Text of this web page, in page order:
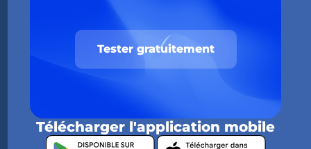
Tester gratuitement
Télécharger l'application mobile